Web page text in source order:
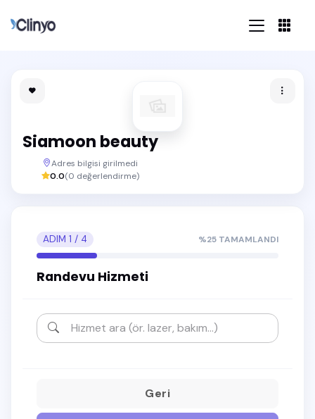
Siamoon beauty
Adres bilgisi girilmedi
0.0(0 değerlendirme)
ADIM 1 / 4 %25 TAMAMLANDI
Randevu Hizmeti
Geri